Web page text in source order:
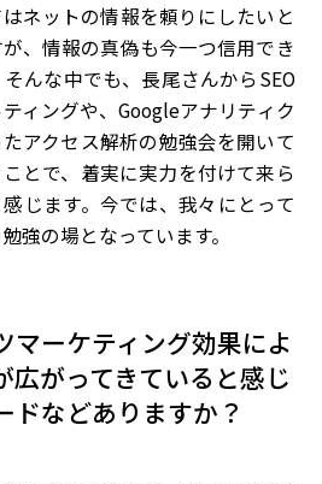
ネットの情報を頼りにしたいと
、情報の真偽も今一つ信用でき
んな中でも、長尾さんからSEO
ィングや、Googleアナリティク
アクセス解析の勉強会を開いて
とで、着実に実力を付けて来ら
じます。今では、我々にとって
強の場となっています。
マーケティング効果によ
広がってきていると感じ
ドなどありますか？